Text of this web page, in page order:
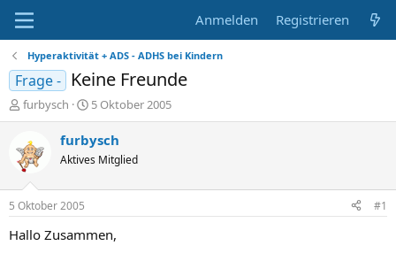
Anmelden Registrieren
Hyperaktivität + ADS - ADHS bei Kindern
Frage - Keine Freunde
E
r
t
e
l
e
r
furbysch
E
r
s
t
e
t
a
5 Oktober 2005
furbysch
Aktives Mitglied
5 Oktober 2005 #1
Hallo Zusammen,